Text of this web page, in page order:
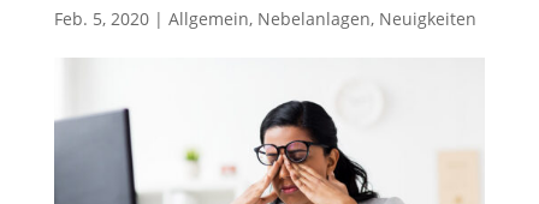
Feb. 5, 2020| Allgemein, Nebelanlagen, Neuigkeiten